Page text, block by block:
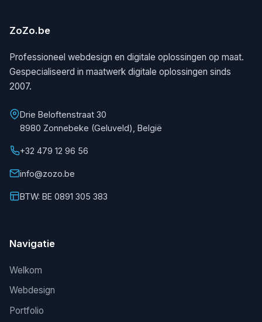
ZoZo.be
Professioneel webdesign en digitale oplossingen op maat.
Gespecialiseerd in maatwerk digitale oplossingen sinds
2007.
Drie Beloftenstraat 30
8980 Zonnebeke (Geluveld), België
+32 479 12 96 56
info@zozo.be
BTW: BE 0891 305 383
Navigatie
Welkom
Webdesign
Portfolio